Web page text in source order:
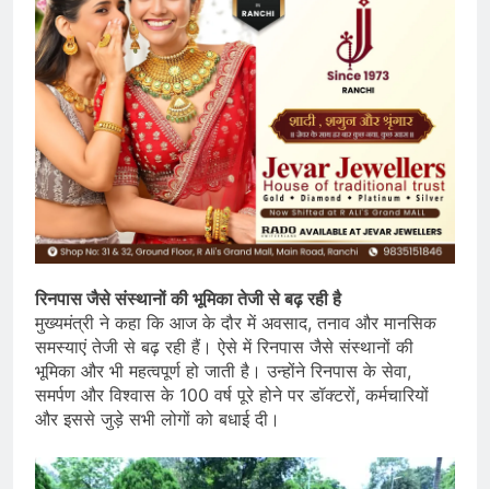
रिनपास जैसे संस्थानों की भूमिका तेजी से बढ़ रही है
मुख्यमंत्री ने कहा कि आज के दौर में अवसाद, तनाव और मानसिक
समस्याएं तेजी से बढ़ रही हैं। ऐसे में रिनपास जैसे संस्थानों की
भूमिका और भी महत्वपूर्ण हो जाती है। उन्होंने रिनपास के सेवा,
समर्पण और विश्वास के 100 वर्ष पूरे होने पर डॉक्टरों, कर्मचारियों
और इससे जुड़े सभी लोगों को बधाई दी।